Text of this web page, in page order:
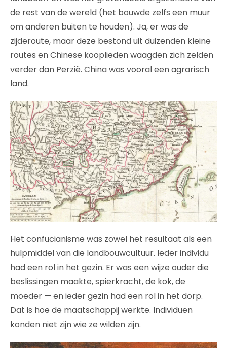
de rest van de wereld (het bouwde zelfs een muur
om anderen buiten te houden). Ja, er was de
zijderoute, maar deze bestond uit duizenden kleine
routes en Chinese kooplieden waagden zich zelden
verder dan Perzië. China was vooral een agrarisch
land.
Het confucianisme was zowel het resultaat als een
hulpmiddel van die landbouwcultuur. Ieder individu
had een rol in het gezin. Er was een wijze ouder die
beslissingen maakte, spierkracht, de kok, de
moeder — en ieder gezin had een rol in het dorp.
Dat is hoe de maatschappij werkte. Individuen
konden niet zijn wie ze wilden zijn.